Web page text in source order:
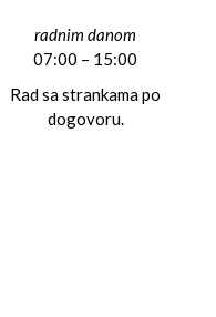
radnim danom
07:00 – 15:00
Rad sa strankama po
dogovoru.